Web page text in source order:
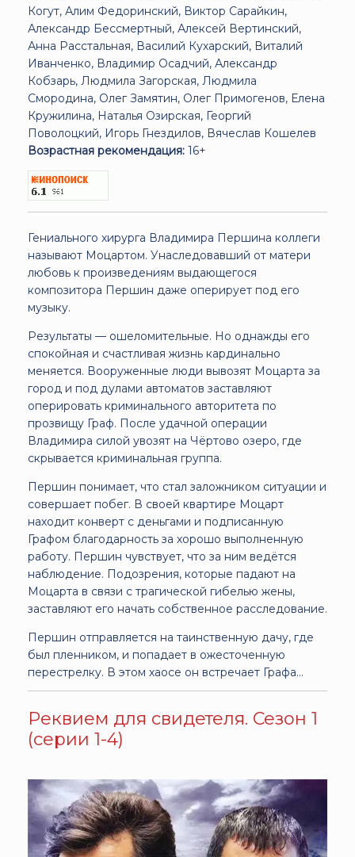
Когут, Алим Федоринский, Виктор Сарайкин,
Александр Бессмертный, Алексей Вертинский,
Анна Расстальная, Василий Кухарский, Виталий
Иванченко, Владимир Осадчий, Александр
Кобзарь, Людмила Загорская, Людмила
Смородина, Олег Замятин, Олег Примогенов, Елена
Кружилина, Наталья Озирская, Георгий
Поволоцкий, Игорь Гнездилов, Вячеслав Кошелев
Возрастная рекомендация: 16+
Гениального хирурга Владимира Першина коллеги
называют Моцартом. Унаследовавший от матери
любовь к произведениям выдающегося
композитора Першин даже оперирует под его
музыку.
Результаты — ошеломительные. Но однажды его
спокойная и счастливая жизнь кардинально
меняется. Вооруженные люди вывозят Моцарта за
город и под дулами автоматов заставляют
оперировать криминального авторитета по
прозвищу Граф. После удачной операции
Владимира силой увозят на Чёртово озеро, где
скрывается криминальная группа.
Першин понимает, что стал заложником ситуации и
совершает побег. В своей квартире Моцарт
находит конверт с деньгами и подписанную
Графом благодарность за хорошо выполненную
работу. Першин чувствует, что за ним ведётся
наблюдение. Подозрения, которые падают на
Моцарта в связи с трагической гибелью жены,
заставляют его начать собственное расследование.
Першин отправляется на таинственную дачу, где
был пленником, и попадает в ожесточенную
перестрелку. В этом хаосе он встречает Графа...
Реквием для свидетеля. Сезон 1
(серии 1-4)